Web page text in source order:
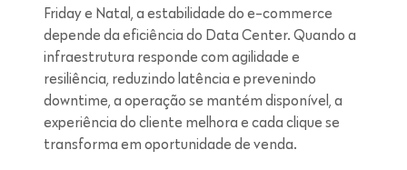
Friday e Natal, a estabilidade do e-commerce
depende da eficiência do Data Center. Quando a
infraestrutura responde com agilidade e
resiliência, reduzindo latência e prevenindo
downtime, a operação se mantém disponível, a
experiência do cliente melhora e cada clique se
transforma em oportunidade de venda.